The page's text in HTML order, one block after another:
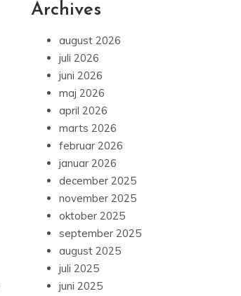
Archives
august 2026
juli 2026
juni 2026
maj 2026
april 2026
marts 2026
februar 2026
januar 2026
december 2025
november 2025
oktober 2025
september 2025
august 2025
juli 2025
juni 2025